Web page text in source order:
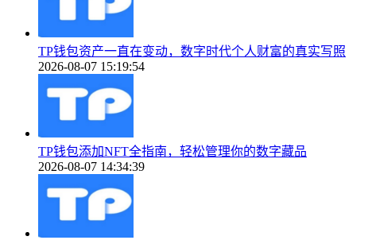
TP钱包资产一直在变动，数字时代个人财富的真实写照
2026-08-07 15:19:54
TP钱包添加NFT全指南，轻松管理你的数字藏品
2026-08-07 14:34:39